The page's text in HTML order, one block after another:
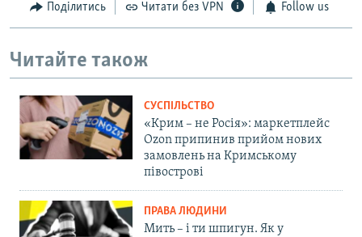
Поділитись Читати без VPN Follow us
Читайте також
СУСПІЛЬСТВО
«Крим – не Росія»: маркетплейс
Ozon припинив прийом нових
замовлень на Кримському
півострові
ПРАВА ЛЮДИНИ
Мить – і ти шпигун. Як у